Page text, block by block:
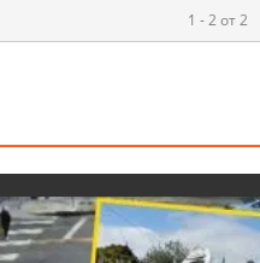
1 - 2 от 2